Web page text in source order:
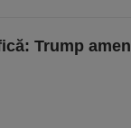
Trump